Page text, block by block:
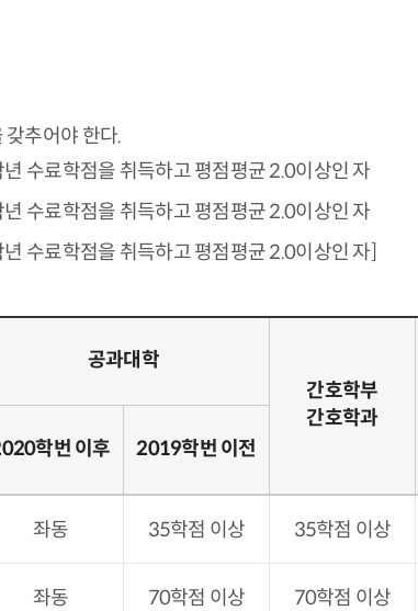
추어야 한다.
수료학점을 취득하고 평점평균 2.0이상인 자
수료학점을 취득하고 평점평균 2.0이상인 자
수료학점을 취득하고 평점평균 2.0이상인 자]
공과대학
간호학부
간호학과
학번 이후 2019학번 이전
좌동 35학점 이상 35학점 이상
좌동 70학점 이상 70학점 이상